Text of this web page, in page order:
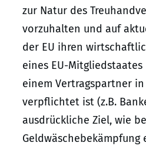
zur Natur des
vorzuhalten und auf
der EU ihren
eines EU-
einem Vertragspartner
verpflichtet ist (z.B.
ausdrückliche Ziel, wie
Geldwäschebekämpfung